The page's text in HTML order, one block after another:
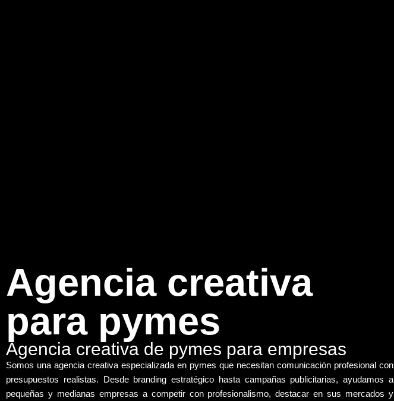
Agencia creativa
para pymes
Agencia creativa de pymes para empresas
Somos una agencia creativa especializada en pymes que necesitan comunicación profesional con
presupuestos realistas. Desde branding estratégico hasta campañas publicitarias, ayudamos a
pequeñas y medianas empresas a competir con profesionalismo, destacar en sus mercados y